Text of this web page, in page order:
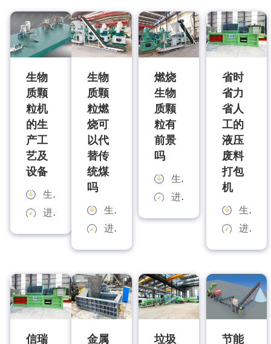
生物
质颗
粒机
的生
产工
艺及
设备
生产能力：
进料规格：
生物
质颗
粒燃
烧可
以代
替传
统煤
吗
生产能力：
进料规格：
燃烧
生物
质颗
粒有
前景
吗
生产能力：
进料规格：
省时
省力
省人
工的
液压
废料
打包
机
生产能力：
进料规格：
信瑞
金属
垃圾
节能